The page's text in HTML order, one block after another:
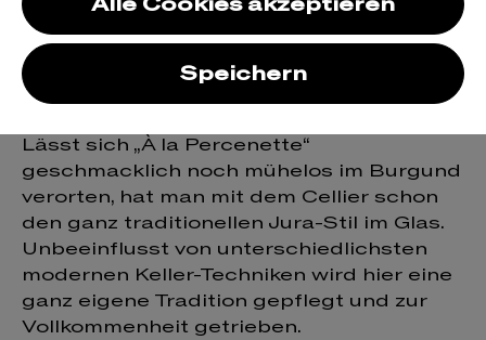
2022 Chardonnay
sous voile Cellier
des Chartreux
Lässt sich „À la Percenette“
geschmacklich noch mühelos im Burgund
verorten, hat man mit dem Cellier schon
den ganz traditionellen Jura-Stil im Glas.
Unbeeinflusst von unterschiedlichsten
modernen Keller-Techniken wird hier eine
ganz eigene Tradition gepflegt und zur
Vollkommenheit getrieben.
Speichern